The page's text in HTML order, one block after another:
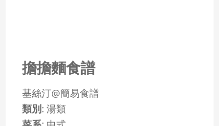
擔擔麵食譜
基絲汀@簡易食譜
類別:湯類